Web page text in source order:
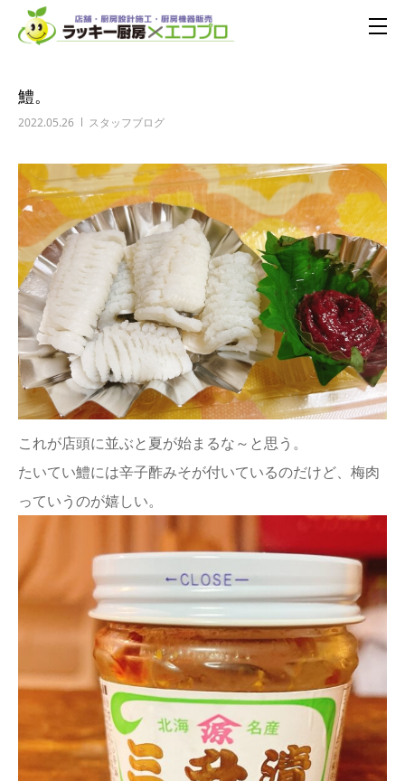
鱧。
2022.05.26 スタッフブログ
これが店頭に並ぶと夏が始まるな～と思う。
たいてい鱧には辛子酢みそが付いているのだけど、梅肉
っていうのが嬉しい。